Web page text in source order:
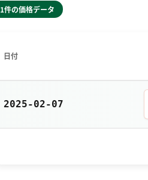
1件の価格データ
日付
2025-02-07